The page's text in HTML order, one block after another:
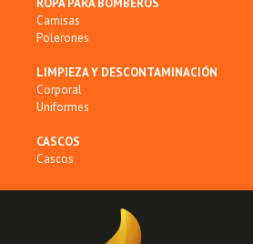
ROPA PARA BOMBEROS
Camisas
Polerones
LIMPIEZA Y DESCONTAMINACIÓN
Corporal
Uniformes
CASCOS
Cascos